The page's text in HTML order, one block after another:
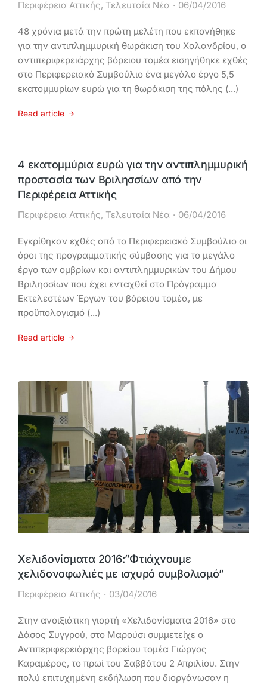
Περιφέρεια Αττικής, Τελευταία Νέα 06/04/2016
48 χρόνια μετά την πρώτη μελέτη που εκπονήθηκε
για την αντιπλημμυρική θωράκιση του Χαλανδρίου, ο
αντιπεριφερειάρχης βόρειου τομέα εισηγήθηκε εχθές
στο Περιφερειακό Συμβούλιο ένα μεγάλο έργο 5,5
εκατομμυρίων ευρώ για τη θωράκιση της πόλης (...)
Read article
4 εκατομμύρια ευρώ για την αντιπλημμυρική
προστασία των Βριλησσίων από την
Περιφέρεια Αττικής
Περιφέρεια Αττικής, Τελευταία Νέα 06/04/2016
Εγκρίθηκαν εχθές από το Περιφερειακό Συμβούλιο οι
όροι της προγραμματικής σύμβασης για το μεγάλο
έργο των ομβρίων και αντιπλημμυρικών του Δήμου
Βριλησσίων που έχει ενταχθεί στο Πρόγραμμα
Εκτελεστέων Έργων του βόρειου τομέα, με
προϋπολογισμό (...)
Read article
Χελιδονίσματα 2016:”Φτιάχνουμε
χελιδονοφωλιές με ισχυρό συμβολισμό”
Περιφέρεια Αττικής 03/04/2016
Στην ανοιξιάτικη γιορτή «Χελιδονίσματα 2016» στο
Δάσος Συγγρού, στο Μαρούσι συμμετείχε ο
Αντιπεριφερειάρχης βορείου τομέα Γιώργος
Καραμέρος, το πρωί του Σαββάτου 2 Απριλίου. Στην
πολύ επιτυχημένη εκδήλωση που διοργάνωσαν η